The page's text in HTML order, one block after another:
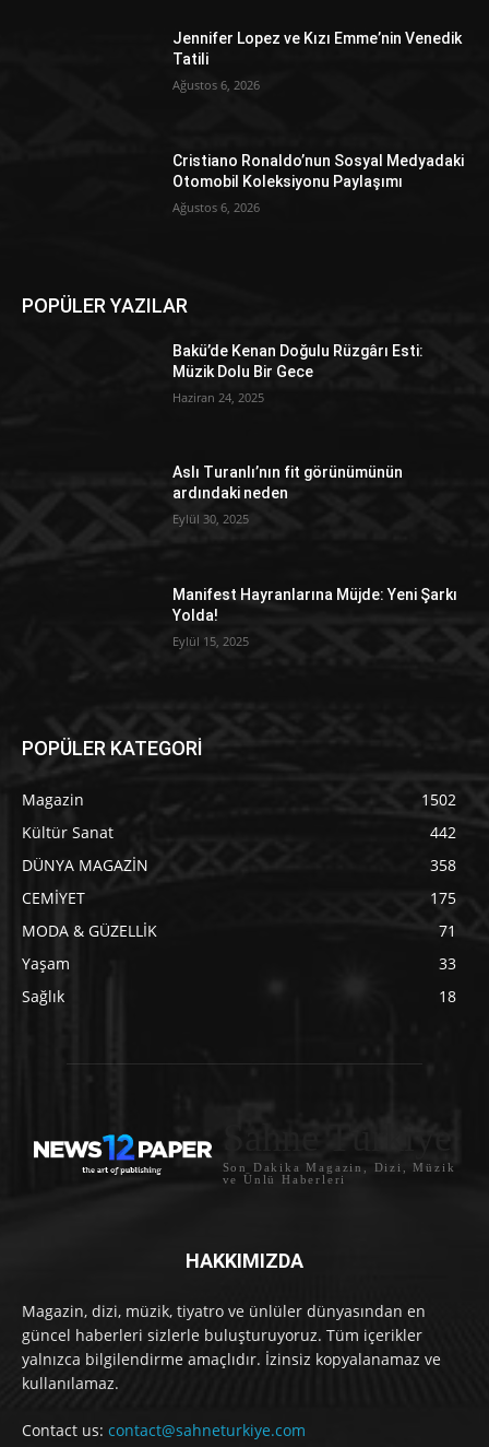
Jennifer Lopez ve Kızı Emme’nin Venedik
Tatili
Ağustos 6, 2026
Cristiano Ronaldo’nun Sosyal Medyadaki
Otomobil Koleksiyonu Paylaşımı
Ağustos 6, 2026
POPÜLER YAZILAR
Bakü’de Kenan Doğulu Rüzgârı Esti:
Müzik Dolu Bir Gece
Haziran 24, 2025
Aslı Turanlı’nın fit görünümünün
ardındaki neden
Eylül 30, 2025
Manifest Hayranlarına Müjde: Yeni Şarkı
Yolda!
Eylül 15, 2025
POPÜLER KATEGORİ
Magazin
1502
Kültür Sanat
442
DÜNYA MAGAZİN
358
CEMİYET
175
MODA & GÜZELLİK
71
Yaşam
33
Sağlık
18
Sahne Türkiye
Son Dakika Magazin, Dizi, Müzik
ve Ünlü Haberleri
HAKKIMIZDA
Magazin, dizi, müzik, tiyatro ve ünlüler dünyasından en
güncel haberleri sizlerle buluşturuyoruz. Tüm içerikler
yalnızca bilgilendirme amaçlıdır. İzinsiz kopyalanamaz ve
kullanılamaz.
Contact us: contact@sahneturkiye.com